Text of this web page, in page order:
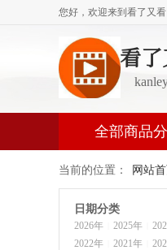
您好，欢迎来到看了又看
看
全部商品
当前的位置： 网站
日期分类
2026年 2025年
2022年 2021年